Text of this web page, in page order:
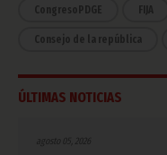
CongresoPDGE FIJA
Consejo de la república
ÚLTIMAS NOTICIAS